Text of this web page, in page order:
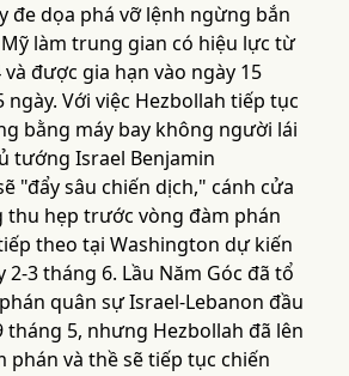
đe dọa phá vỡ lệnh ngừng bắn
làm trung gian có hiệu lực từ
được gia hạn vào ngày 15
Với việc Hezbollah tiếp tục
bằng máy bay không người lái
tướng Israel Benjamin
"đẩy sâu chiến dịch," cánh cửa
thu hẹp trước vòng đàm phán
theo tại Washington dự kiến
2-3 tháng 6. Lầu Năm Góc đã tổ
quân sự Israel-Lebanon đầu
tháng 5, nhưng Hezbollah đã lên
phán và thề sẽ tiếp tục chiến